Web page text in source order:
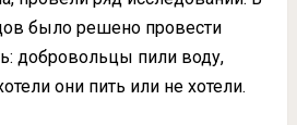
было решено провести
добровольцы пили воду,
они пить или не хотели.